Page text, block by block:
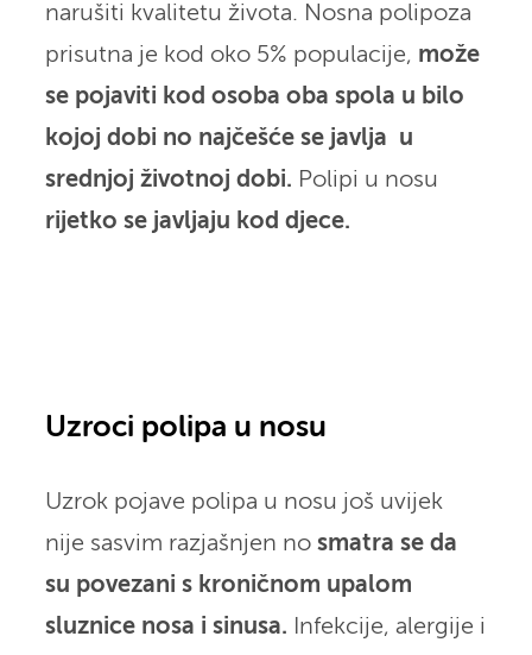
narušiti kvalitetu života. Nosna polipoza
prisutna je kod oko 5% populacije, može
se pojaviti kod osoba oba spola u bilo
kojoj dobi no najčešće se javlja u
srednjoj životnoj dobi. Polipi u nosu
rijetko se javljaju kod djece.
Uzroci polipa u nosu
Uzrok pojave polipa u nosu još uvijek
nije sasvim razjašnjen no smatra se da
su povezani s kroničnom upalom
sluznice nosa i sinusa.
Infekcije, alergije i